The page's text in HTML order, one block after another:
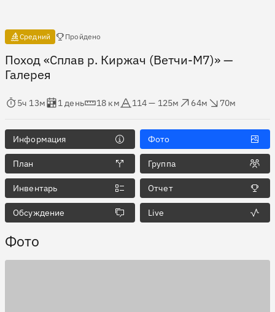
Средний Пройдено
Поход «Сплав р. Киржач (Ветчи-М7)»—
Галерея
в пути
5ч 13м
Оценка в днях
1 день
18 км
114 — 125м
64м
70м
Информация Фото
План Группа
Инвентарь Отчет
Обсуждение Live
Фото